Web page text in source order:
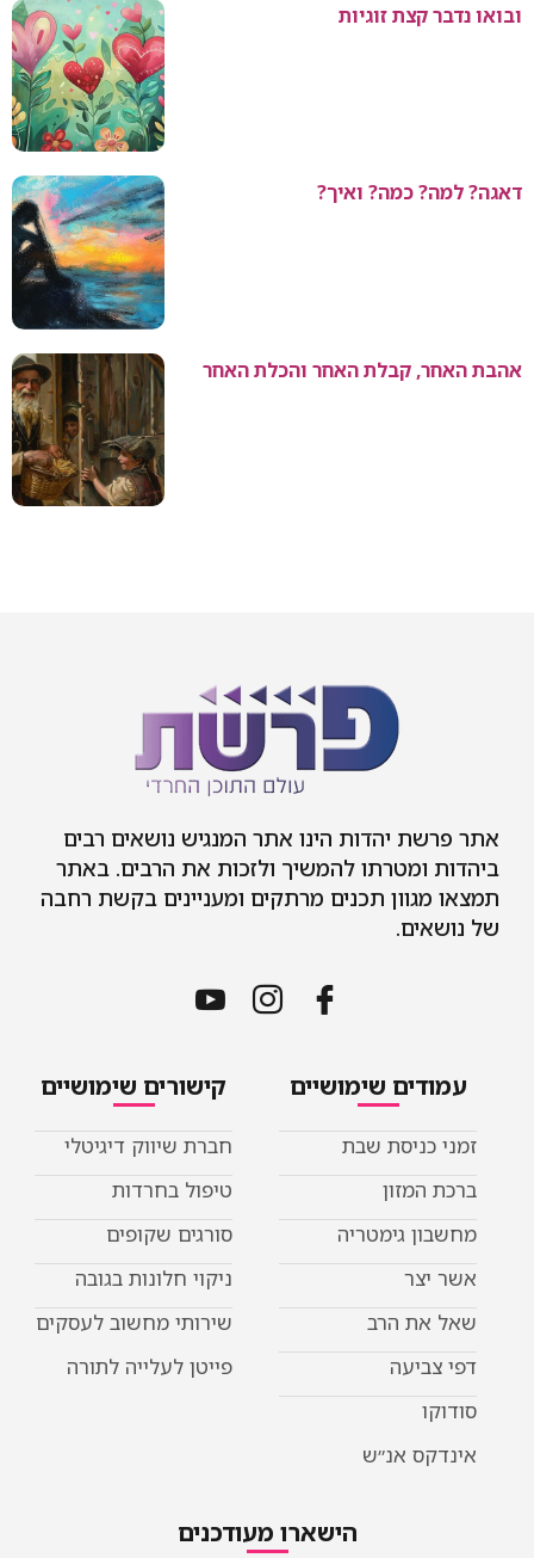
ובואו נדבר קצת זוגיות
דאגה? למה? כמה? ואיך?
אהבת האחר, קבלת האחר והכלת האחר
אתר פרשת יהדות הינו אתר המנגיש נושאים רבים
ביהדות ומטרתו להמשיך ולזכות את הרבים. באתר
תמצאו מגוון תכנים מרתקים ומעניינים בקשת רחבה
של נושאים.
עמודים שימושיים
זמני כניסת שבת
ברכת המזון
מחשבון גימטריה
אשר יצר
שאל את הרב
דפי צביעה
סודוקו
אינדקס אנ״ש
קישורים שימושיים
חברת שיווק דיגיטלי
טיפול בחרדות
סורגים שקופים
ניקוי חלונות בגובה
שירותי מחשוב לעסקים
פייטן לעלייה לתורה
הישארו מעודכנים